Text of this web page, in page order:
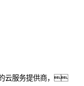
云服务提供商，